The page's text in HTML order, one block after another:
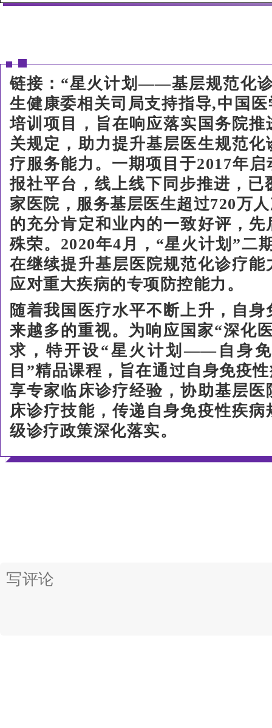
链接：“星火计划——基层规范化
生健康委相关司局支持指导,中国
培训项目，旨在响应落实国务院
关规定，助力提升基层医生规范
疗服务能力。一期项目于2017年
报社平台，线上线下同步推进，已
家医院，服务基层医生超过720万
的充分肯定和业内的一致好评，
殊荣。2020年4月，“星火计划”二
在继续提升基层医院规范化诊疗
应对重大疾病的专项防控能力。
随着我国医疗水平不断上升，自
来越多的重视。为响应国家“深化
求，特开设“星火计划——自身
目”精品课程，旨在通过自身免疫
享专家临床诊疗经验，协助基层
床诊疗技能，传递自身免疫性疾
级诊疗政策深化落实。